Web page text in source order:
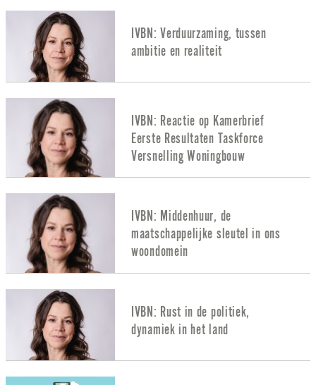
IVBN: Verduurzaming, tussen
ambitie en realiteit
IVBN: Reactie op Kamerbrief
Eerste Resultaten Taskforce
Versnelling Woningbouw
IVBN: Middenhuur, de
maatschappelijke sleutel in ons
woondomein
IVBN: Rust in de politiek,
dynamiek in het land